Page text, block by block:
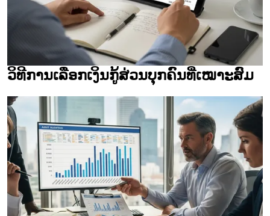
ວິທີການເລືອກເງິນກູ້ສ່ວນບຸກຄົນທີ່ເໝາະສົມ